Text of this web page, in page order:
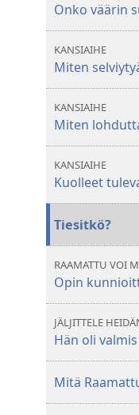
Onko väärin
KANSIAIHE
Miten
KANSIAIHE
Miten
KANSIAIHE
Kuolleet
Tiesitkö?
RAAMATTU VOI
Opin
JÄLJITTELE
Hän oli
Mitä